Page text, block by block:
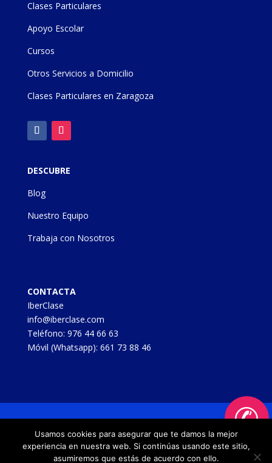
Clases Particulares
Apoyo Escolar
Cursos
Otros Servicios a Domicilio
Clases Particulares en Zaragoza
DESCUBRE
Blog
Nuestro Equipo
Trabaja con Nosotros
CONTACTA
IberClase
info@iberclase.com
Teléfono: 976 44 66 63
Móvil (Whatsapp): 661 73 88 46
Clases Online y a Domicilio | © 2024 IBERCLASE
|Aviso legal|Política de cookies|Política de
privacidad/|Mapa del sitio| Web desarrollada por
✆
Usamos cookies para asegurar que te damos la mejor
experiencia en nuestra web. Si continúas usando este sitio,
asumiremos que estás de acuerdo con ello.